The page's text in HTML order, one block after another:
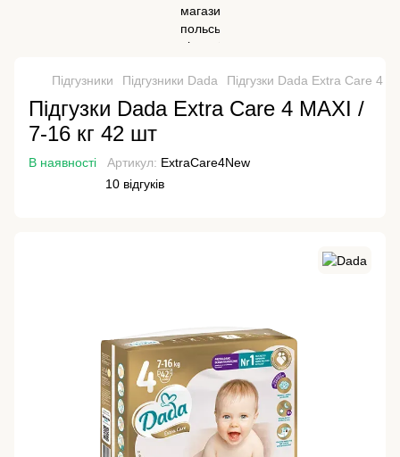
Підгузники Підгузники Dada Підгузки Dada Extra Care 4
Підгузки Dada Extra Care 4 MAXI /
7‑16 кг 42 шт
В наявності Артикул: ExtraCare4New
10 відгуків